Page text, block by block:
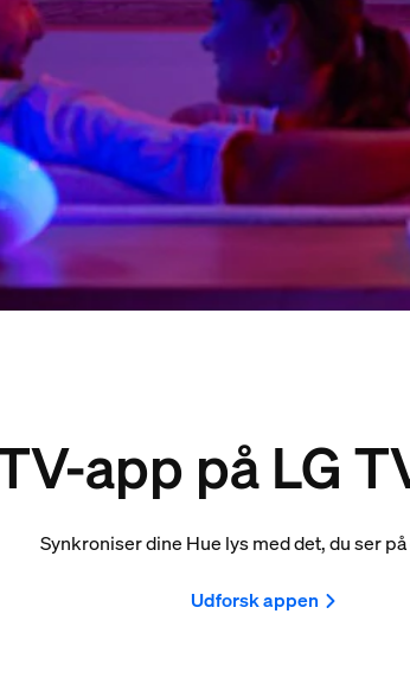
app på LG
Synkroniser dine Hue lys med det, du ser på
Udforsk appen